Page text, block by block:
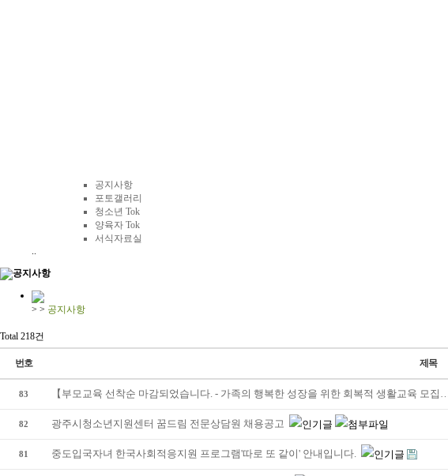
공지사항
포토갤러리
청소년 Tok
양육자 Tok
서식자료실
..
공지사항
> > 공지사항
Total 218건
번호 제목
83 【부모교육 선착순 마감되었습니다. - 가족의 행복한 성장을 위한 회복적 생활교육 모집…
82 광주시청소년지원센터 꿈드림 전문상담원 채용공고
81 중도입국자녀 한국사회적응지원 프로그램'따로 또 같이' 안내입니다.